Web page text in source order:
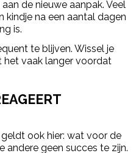
de nieuwe aanpak. Veel
kindje na een aantal dagen
is.
te blijven. Wissel je
het vaak langer voordat
ook hier: wat voor de
andere geen succes te zijn.